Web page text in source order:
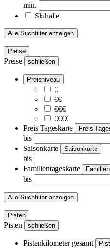
min.
Skihalle
Alle Suchfilter anzeigen
Preise
Preise schließen
Preisniveau
€
€€
€€€
€€€€
Preis Tageskarte
Preis
bis
Saisonkarte
Saisonkarte
bis
Familientageskarte
bis
Alle Suchfilter anzeigen
Pisten
Pisten schließen
Pistenkilometer gesamt